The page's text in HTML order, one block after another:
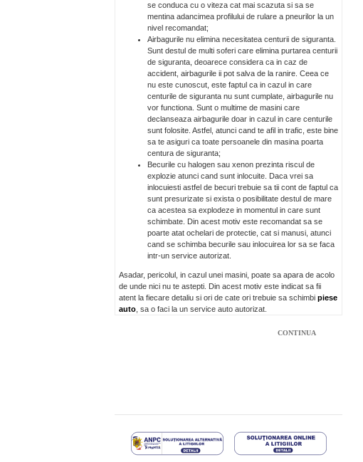
se conduca cu o viteza cat mai scazuta si sa se
mentina adancimea profilului de rulare a pneurilor la un
nivel recomandat;
Airbagurile nu elimina necesitatea centurii de siguranta.
Sunt destul de multi soferi care elimina purtarea centurii
de siguranta, deoarece considera ca in caz de
accident, airbagurile ii pot salva de la ranire. Ceea ce
nu este cunoscut, este faptul ca in cazul in care
centurile de siguranta nu sunt cumplate, airbagurile nu
vor functiona. Sunt o multime de masini care
declanseaza airbagurile doar in cazul in care centurile
sunt folosite. Astfel, atunci cand te afil in trafic, este bine
sa te asiguri ca toate persoanele din masina poarta
centura de siguranta;
Becurile cu halogen sau xenon prezinta riscul de
explozie atunci cand sunt inlocuite. Daca vrei sa
inlocuiesti astfel de becuri trebuie sa tii cont de faptul ca
sunt presurizate si exista o posibilitate destul de mare
ca acestea sa explodeze in momentul in care sunt
schimbate. Din acest motiv este recomandat sa se
poarte atat ochelari de protectie, cat si manusi, atunci
cand se schimba becurile sau inlocuirea lor sa se faca
intr-un service autorizat.
Asadar, pericolul, in cazul unei masini, poate sa apara de acolo
de unde nici nu te astepti. Din acest motiv este indicat sa fii
atent la fiecare detaliu si ori de cate ori trebuie sa schimbi piese
auto , sa o faci la un service auto autorizat.
CONTINUA